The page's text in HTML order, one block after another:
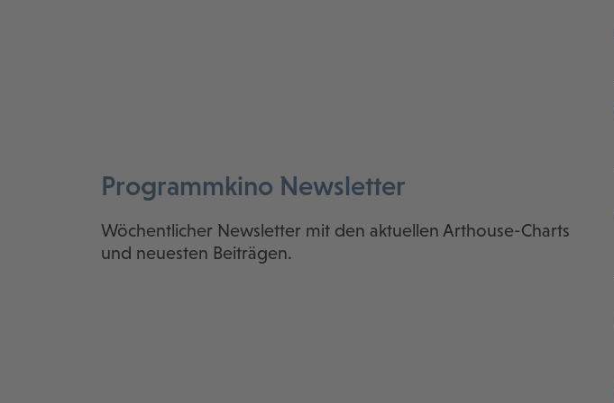
Programmkino Newsletter
Wöchentlicher Newsletter mit den aktuellen Arthouse-Charts
und neuesten Beiträgen.